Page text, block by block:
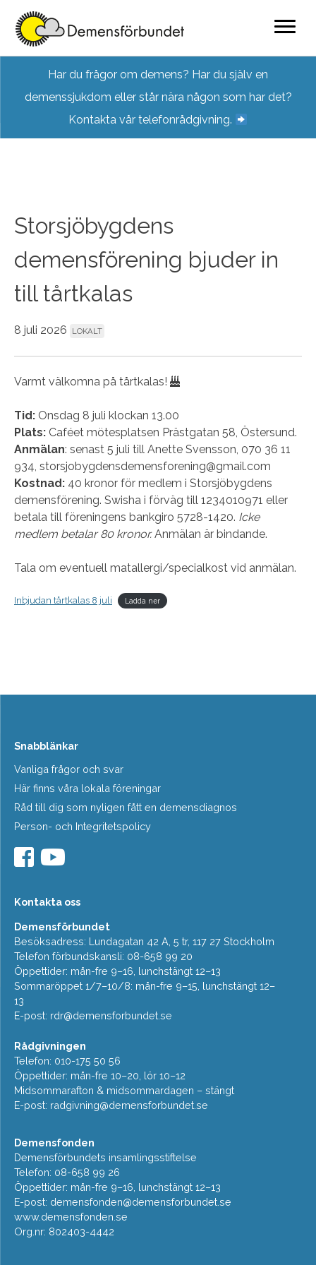
content
Har du frågor om demens? Har du själv en
demenssjukdom eller står nära någon som har det?
Kontakta vår telefonrådgivning.
Storsjöbygdens
demensförening bjuder in
till tårtkalas
8 juli 2026 LOKALT
Varmt välkomna på tårtkalas!
Tid: Onsdag 8 juli klockan 13.00
Plats: Caféet mötesplatsen Prästgatan 58, Östersund.
Anmälan: senast 5 juli till Anette Svensson, 070 36 11
934, storsjobygdensdemensforening@gmail.com
Kostnad: 40 kronor för medlem i Storsjöbygdens
demensförening. Swisha i förväg till 1234010971 eller
betala till föreningens bankgiro 5728-1420. Icke
medlem betalar 80 kronor.Anmälan är bindande.
Tala om eventuell matallergi/specialkost vid anmälan.
Inbjudan tårtkalas 8 juli Ladda ner
Snabblänkar
Vanliga frågor och svar
Här finns våra lokala föreningar
Råd till dig som nyligen fått en demensdiagnos
Person- och Integritetspolicy
Kontakta oss
Demensförbundet
Besöksadress: Lundagatan 42 A, 5 tr, 117 27 Stockholm
Telefon förbundskansli: 08-658 99 20
Öppettider: mån-fre 9–16, lunchstängt 12–13
Sommaröppet 1/7–10/8: mån-fre 9–15, lunchstängt 12–
13
E-post: rdr@demensforbundet.se
Rådgivningen
Telefon: 010-175 50 56
Öppettider: mån-fre 10–20, lör 10–12
Midsommarafton & midsommardagen – stängt
E-post: radgivning@demensforbundet.se
Demensfonden
Demensförbundets insamlingsstiftelse
Telefon: 08-658 99 26
Öppettider: mån-fre 9–16, lunchstängt 12–13
E-post: demensfonden@demensforbundet.se
www.demensfonden.se
Org.nr: 802403-4442